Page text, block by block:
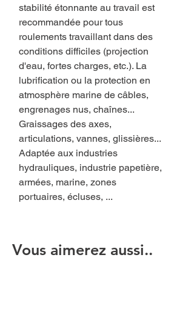
stabilité étonnante au travail est
recommandée pour tous
roulements travaillant dans des
conditions difficiles (projection
d'eau, fortes charges, etc.). La
lubrification ou la protection en
atmosphère marine de câbles,
engrenages nus, chaînes...
Graissages des axes,
articulations, vannes, glissières...
Adaptée aux industries
hydrauliques, industrie papetière,
armées, marine, zones
portuaires, écluses, ...
Vous aimerez aussi..